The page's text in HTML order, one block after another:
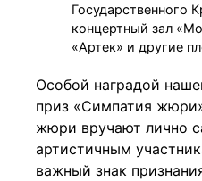
Государственного
концертный зал
«Артек» и другие
Особой наградой
приз «Симпатия
жюри вручают лично
артистичным
важный знак